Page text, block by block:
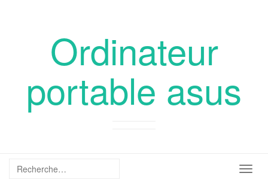
Ordinateur
portable asus